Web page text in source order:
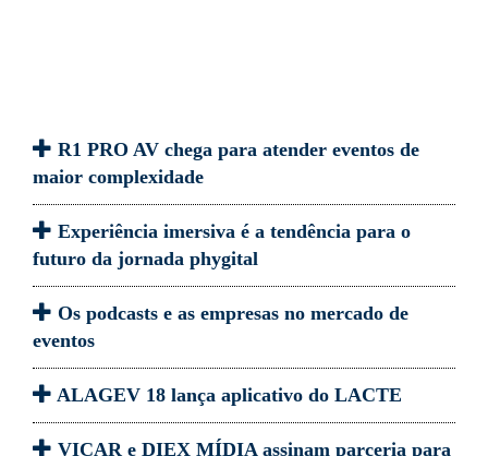
R1 PRO AV chega para atender eventos de
maior complexidade
Experiência imersiva é a tendência para o
futuro da jornada phygital
Os podcasts e as empresas no mercado de
eventos
ALAGEV 18 lança aplicativo do LACTE
VICAR e DIEX MÍDIA assinam parceria para